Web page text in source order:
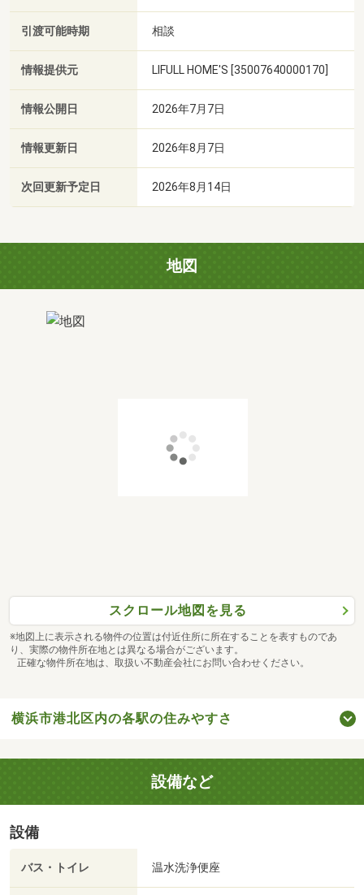
引渡可能時期 相談
情報提供元 LIFULL HOME'S [35007640000170]
情報公開日 2026年7月7日
情報更新日 2026年8月7日
次回更新予定日 2026年8月14日
地図
スクロール地図を見る
※地図上に表示される物件の位置は付近住所に所在することを表すものであ
り、実際の物件所在地とは異なる場合がございます。
正確な物件所在地は、取扱い不動産会社にお問い合わせください。
横浜市港北区内の各駅の住みやすさ
設備など
設備
バス・トイレ 温水洗浄便座